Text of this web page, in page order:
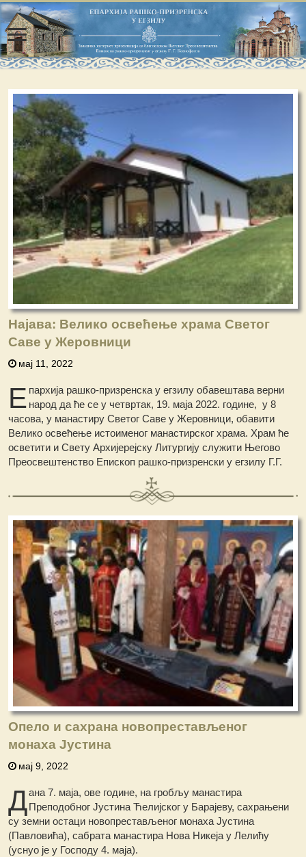
Најава: Велико освећење храма Светог
Саве у Жеровници
мај 11, 2022
Е пархија рашко-призренска у егзилу обавештава верни
народ да ће се у четвртак, 19. маја 2022. године, у 8
часова, у манастиру Светог Саве у Жеровници, обавити
Велико освећење истоименог манастирског храма. Храм ће
осветити и Свету Архијерејску Литургију служити Његово
Преосвештенство Епископ рашко-призренски у егзилу Г.Г.
Опело и сахрана новопрестављеног
монаха Јустина
мај 9, 2022
Дана 7. маја, ове године, на гробљу манастира
Преподобног Јустина Ћелијског у Барајеву, сахрањени
су земни остаци новопрестављеног монаха Јустина
(Павловића), сабрата манастира Нова Никеја у Лелићу
(уснуо је у Господу 4. маја).